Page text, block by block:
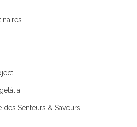
Senteurs & Saveurs